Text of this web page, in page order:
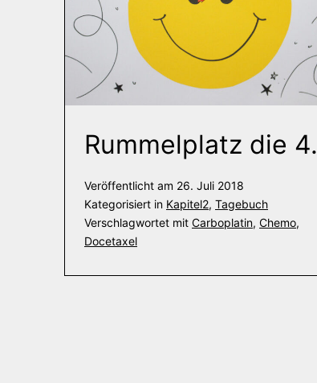
Rummelplatz die 4.
Veröffentlicht am 26. Juli 2018
Kategorisiert in Kapitel2, Tagebuch
Verschlagwortet mit Carboplatin, Chemo,
Docetaxel